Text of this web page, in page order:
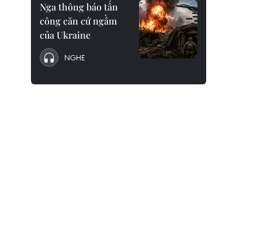
Nga thông báo tấn
công căn cứ ngầm
của Ukraine
NGHE